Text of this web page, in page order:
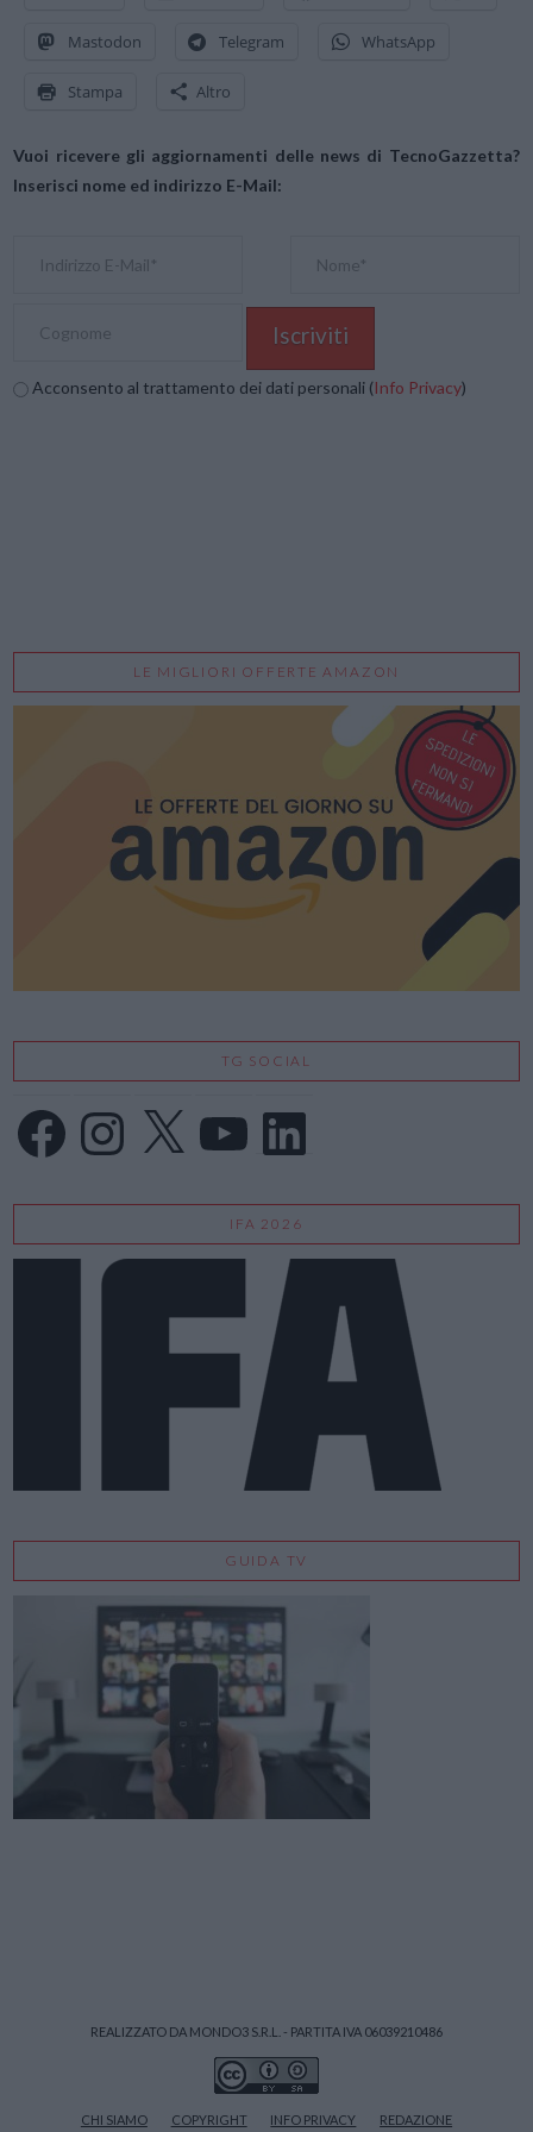
Mastodon Telegram WhatsApp
Stampa Altro
Vuoi ricevere gli aggiornamenti delle news di TecnoGazzetta?
Inserisci nome ed indirizzo E-Mail:
Acconsento al trattamento dei dati personali (Info Privacy)
LE MIGLIORI OFFERTE AMAZON
TG SOCIAL
FacebookInstagram
X YouTube LinkedIn
IFA 2026
GUIDA TV
REALIZZATO DA MONDO3 S.R.L. - PARTITA IVA 06039210486
CHI SIAMO COPYRIGHT INFO PRIVACY REDAZIONE